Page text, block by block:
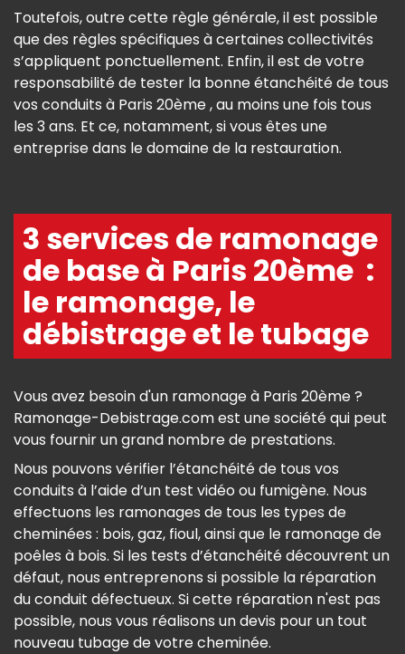
Toutefois, outre cette règle générale, il est possible
que des règles spécifiques à certaines collectivités
s’appliquent ponctuellement. Enfin, il est de votre
responsabilité de tester la bonne étanchéité de tous
vos conduits à Paris 20ème , au moins une fois tous
les 3 ans. Et ce, notamment, si vous êtes une
entreprise dans le domaine de la restauration.
3 services de ramonage
de base à Paris 20ème :
le ramonage, le
débistrage et le tubage
Vous avez besoin d'un ramonage à Paris 20ème ?
Ramonage-Debistrage.com est une société qui peut
vous fournir un grand nombre de prestations.
Nous pouvons vérifier l’étanchéité de tous vos
conduits à l’aide d’un test vidéo ou fumigène. Nous
effectuons les ramonages de tous les types de
cheminées : bois, gaz, fioul, ainsi que le ramonage de
poêles à bois. Si les tests d’étanchéité découvrent un
défaut, nous entreprenons si possible la réparation
du conduit défectueux. Si cette réparation n'est pas
possible, nous vous réalisons un devis pour un tout
nouveau tubage de votre cheminée.